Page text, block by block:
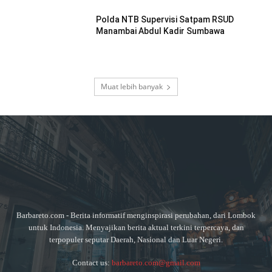
Polda NTB Supervisi Satpam RSUD
Manambai Abdul Kadir Sumbawa
Muat lebih banyak
Barbareto.com - Berita informatif menginspirasi perubahan, dari Lombok
untuk Indonesia. Menyajikan berita aktual terkini terpercaya, dan
terpopuler seputar Daerah, Nasional dan Luar Negeri.
Contact us: barbareto.com@gmail.com